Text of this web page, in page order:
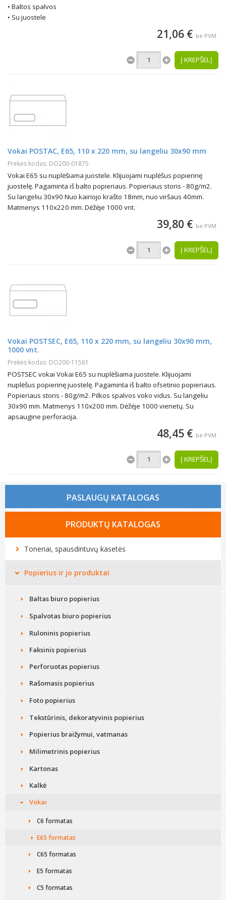
• Baltos spalvos
• Su juostele
21,06 € be PVM
Į KREPŠELĮ
Vokai POSTAC, E65, 110 x 220 mm, su langeliu 30x90 mm
Prekės kodas: DO200-01875
Vokai E65 su nuplėšiama juostele. Klijuojami nuplėšus popierinę
juostelę. Pagaminta iš balto popieriaus. Popieriaus storis - 80g/m2.
Su langeliu 30x90 Nuo kairiojo krašto 18mm, nuo viršaus 40mm.
Matmenys 110x220 mm. Dėžėje 1000 vnt.
39,80 € be PVM
Į KREPŠELĮ
Vokai POSTSEC, E65, 110 x 220 mm, su langeliu 30x90 mm,
1000 vnt.
Prekės kodas: DO200-11561
POSTSEC vokai Vokai E65 su nuplėšiama juostele. Klijuojami
nuplėšus popierinę juostelę. Pagaminta iš balto ofsetinio popieriaus.
Popieriaus storis - 80g/m2. Pilkos spalvos voko vidus. Su langeliu
30x90 mm. Matmenys 110x200 mm. Dėžėje 1000 vienetų. Su
apsaugine perforacija.
48,45 € be PVM
Į KREPŠELĮ
PASLAUGŲ KATALOGAS
Tonerio kasečių pildymas
Spausdintuvų remontas
Biuro technikos remontas
PRODUKTŲ KATALOGAS
Toneriai, spausdintuvų kasetės
Popierius ir jo produktai
Baltas biuro popierius
Spalvotas biuro popierius
Ruloninis popierius
Faksinis popierius
Perforuotas popierius
Rašomasis popierius
Foto popierius
Tekstūrinis, dekoratyvinis popierius
Popierius braižymui, vatmanas
Milimetrinis popierius
Kartonas
Kalkė
Vokai
C6 formatas
E65 formatas
C65 formatas
E5 formatas
C5 formatas